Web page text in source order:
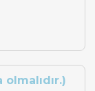
olmalıdır.)